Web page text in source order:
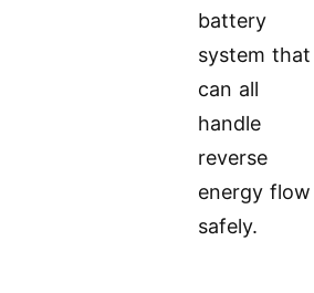
battery
system that
can all
handle
reverse
energy flow
safely.